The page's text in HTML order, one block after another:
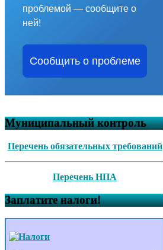
проблемой — сообщите о
ней!
Сообщить о проблеме
Муниципальный контроль
Перечень обязательных требований
Перечень НПА
Заплатите налоги!